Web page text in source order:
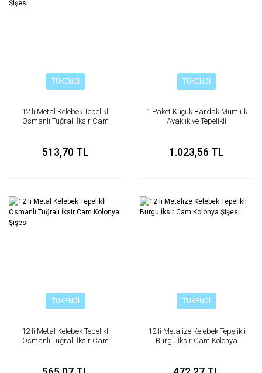
TÜKENDİ
12 li Metal Kelebek Tepelikli
Osmanlı Tuğralı İksir Cam
513,70 TL
TÜKENDİ
1 Paket Küçük Bardak Mumluk
Ayaklık ve Tepelikli
1.023,56 TL
TÜKENDİ
12 li Metal Kelebek Tepelikli
Osmanlı Tuğralı İksir Cam
TÜKENDİ
12 li Metalize Kelebek Tepelikli
Burgu İksir Cam Kolonya